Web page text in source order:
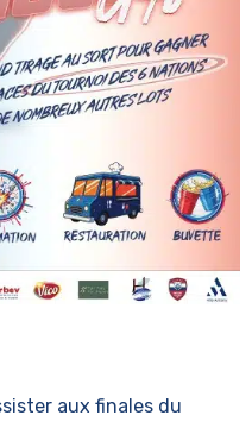
aux finales du